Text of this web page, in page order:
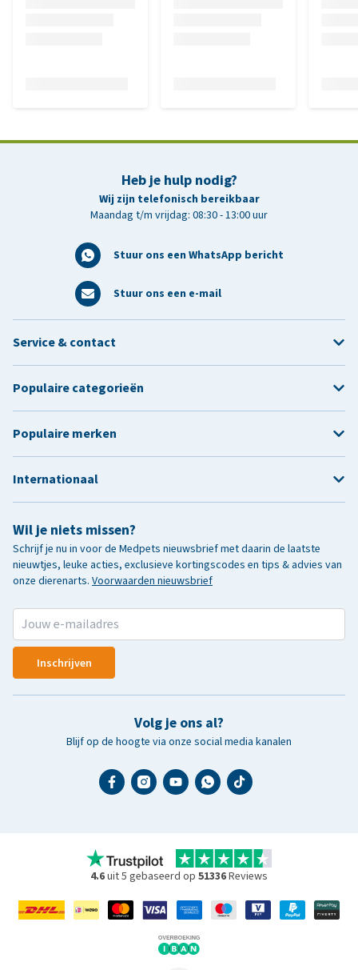
Heb je hulp nodig?
Wij zijn telefonisch bereikbaar
Maandag t/m vrijdag: 08:30 - 13:00 uur
Stuur ons een WhatsApp bericht
Stuur ons een e-mail
Wil je niets missen?
Schrijf je nu in voor de Medpets nieuwsbrief met daarin de laatste
nieuwtjes, leuke acties, exclusieve kortingscodes en tips & advies van
onze dierenarts. Voorwaarden nieuwsbrief
Inschrijven
Volg je ons al?
Blijf op de hoogte via onze social media kanalen
Service & contact
Populaire categorieën
Populaire merken
Internationaal
4.6uit 5 gebaseerd op 51336Reviews